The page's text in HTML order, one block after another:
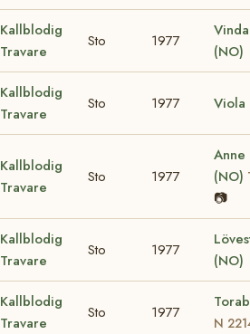
Kallblodig
Travare
Sto 1977
(NO)
Kallblodig
Travare
Sto 1977 Viola
Kallblodig
Travare
Sto 1977
Anne
(NO)
📷
Kallblodig
Travare
Sto 1977
(NO)
Kallblodig
Travare
Sto 1977
N